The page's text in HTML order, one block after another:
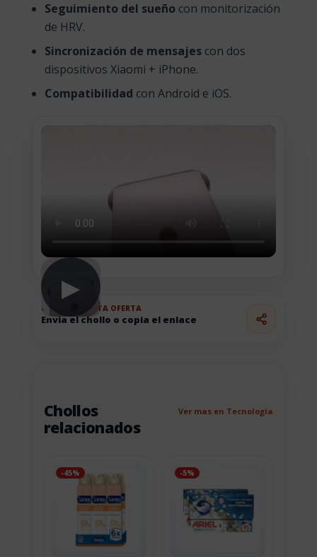
Seguimiento del sueño con monitorización
de HRV.
Sincronización de mensajes con dos
dispositivos Xiaomi + iPhone.
Compatibilidad con Android e iOS.
▶
COMPARTE ESTA OFERTA
Envia el chollo o copia el enlace
Chollos
relacionados
Ver mas en Tecnología
-45% -5%